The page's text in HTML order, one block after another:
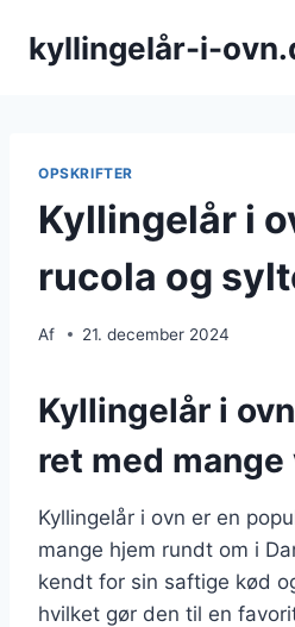
kyllingelår-i-
OPSKRIFTER
Kyllingelår i
rucola og
Af 21. december 2024
Kyllingelår i
ret med
Kyllingelår i ovn er en
mange hjem rundt om i
kendt for sin saftige kød
hvilket gør den til en